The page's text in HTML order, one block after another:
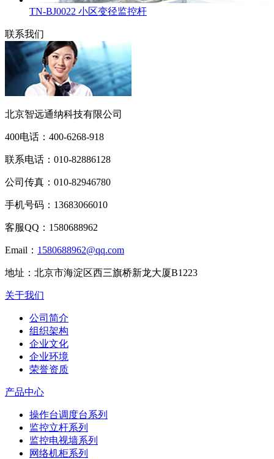
TN-BJ0022 小区变径监控杆
联系我们
北京智远通纳科技有限公司
400电话： 400-6268-918
联系电话： 010-82886128
公司传真： 010-82946780
手机号码： 13683066010
客服QQ： 1580688962
Email： 1580688962@qq.com
地址： 北京市海淀区西三旗桥新龙大厦B1223
关于我们
公司简介
组织架构
企业文化
企业环境
荣誉资质
产品中心
操作台调度台系列
监控立杆系列
监控电视墙系列
网络机柜系列